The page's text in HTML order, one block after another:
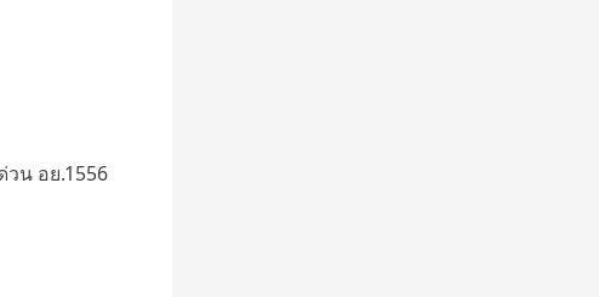
น อย.1556